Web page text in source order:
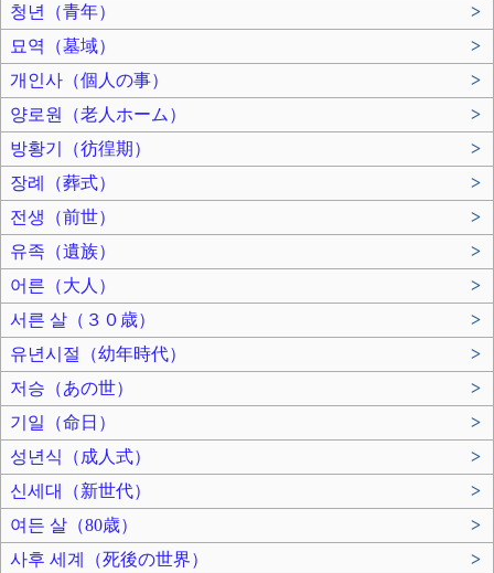
청년（青年）
>
묘역（墓域）
>
개인사（個人の事）
>
양로원（老人ホーム）
>
방황기（彷徨期）
>
장례（葬式）
>
전생（前世）
>
유족（遺族）
>
어른（大人）
>
서른 살（３０歳）
>
유년시절（幼年時代）
>
저승（あの世）
>
기일（命日）
>
성년식（成人式）
>
신세대（新世代）
>
여든 살（80歳）
>
사후 세계（死後の世界）
>